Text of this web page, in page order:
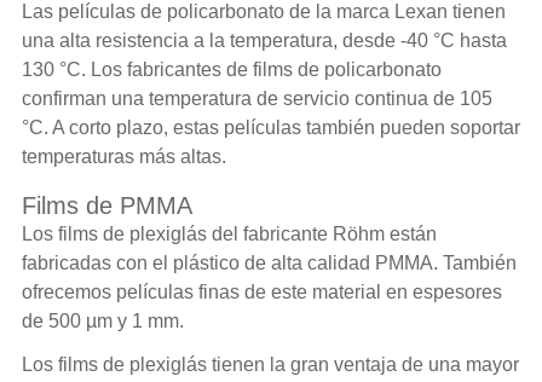
Las películas de policarbonato de la marca Lexan tienen
una alta resistencia a la temperatura, desde -40 °C hasta
130 °C. Los fabricantes de films de policarbonato
confirman una temperatura de servicio continua de 105
°C. A corto plazo, estas películas también pueden soportar
temperaturas más altas.
Films de PMMA
Los films de plexiglás del fabricante Röhm están
fabricadas con el plástico de alta calidad PMMA. También
ofrecemos películas finas de este material en espesores
de 500 µm y 1 mm.
Los films de plexiglás tienen la gran ventaja de una mayor